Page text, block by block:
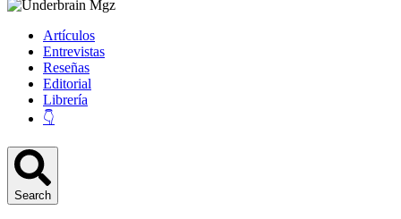
Artículos
Entrevistas
Reseñas
Editorial
Librería
👇
Search